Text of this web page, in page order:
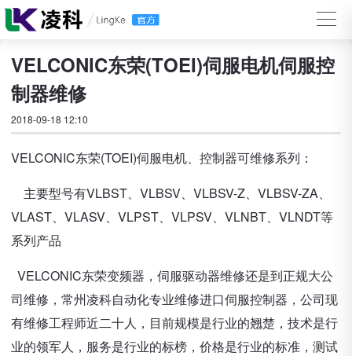
VELCONIC东荣(TOEI)伺服电机伺服控
制器维修
2018-09-18 12:10
VELCONIC东荣(TOEI)伺服电机、控制器可维修系列：
主要型号有VLBST、VLBSV、VLBSV-Z、VLBSV-ZA、
VLAST、VLASV、VLPST、VLPSV、VLNBT、VLNDT等
系列产品
VELCONIC东荣变频器，伺服驱动器维修还是到正规大公
司维修，常州凌科自动化专业维修进口伺服控制器，公司现
有维修工程师近二十人，目前规模是行业的翘楚，技术是行
业的领军人，服务是行业的标榜，价格是行业的标准，测试